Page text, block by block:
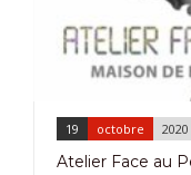
19 octobre 2020